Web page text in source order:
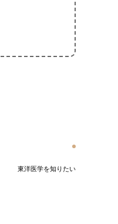
東洋医学を知りたい